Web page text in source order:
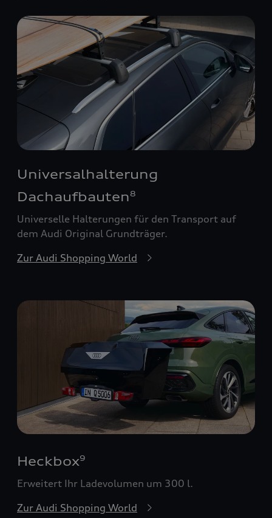
Universalhalterung
Dachaufbauten8
Universelle Halterungen für den Transport auf
dem Audi Original Grundträger.
Zur Audi Shopping World
Heckbox9
Erweitert Ihr Ladevolumen um 300 l.
Zur Audi Shopping World